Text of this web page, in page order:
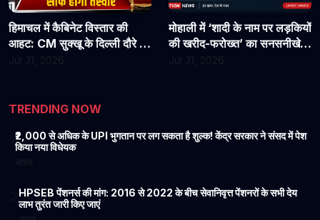
हिमाचल में कैबिनेट विस्तार की
आहट: CM सुक्खू के दिल्ली दौरे से
मोहाली में ‘शादी के नाम पर लड़कियों
की खरीद-फरोख्त’ का सनसनीखेज
TRENDING NOW
₹2,000 से अधिक के UPI भुगतान पर लग सकता है शुल्क! केंद्र सरकार ने संसद में पेश
किया नया विधेयक
HPSEB पेंशनर्स की मांग: 2016 से 2022 के बीच सेवानिवृत्त पेंशनरों के सभी देय
लाभ तुरंत जारी किए जाएं